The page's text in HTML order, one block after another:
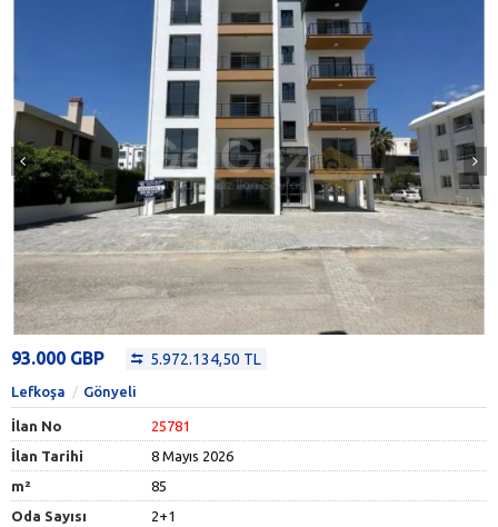
93.000 GBP 5.972.134,50 TL
Lefkoşa Gönyeli
İlan No
25781
İlan Tarihi
8 Mayıs 2026
m²
85
Oda Sayısı
2+1